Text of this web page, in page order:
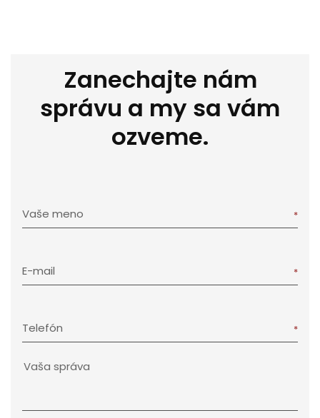
Zanechajte nám
správu a my sa vám
ozveme.
Vaše meno
E-mail
Telefón